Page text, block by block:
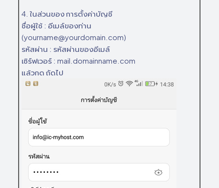
4. ในส่วนของ การตั้งค่าบัญชี
ชื่อผู้ใช้ : อีเมล์ของท่าน
(yourname@yourdomain.com)
รหัสผ่าน : รหัสผ่านของอีเมล์
เซิร์ฟเวอร์ : mail.domainname.com
แล้วกด ถัดไป